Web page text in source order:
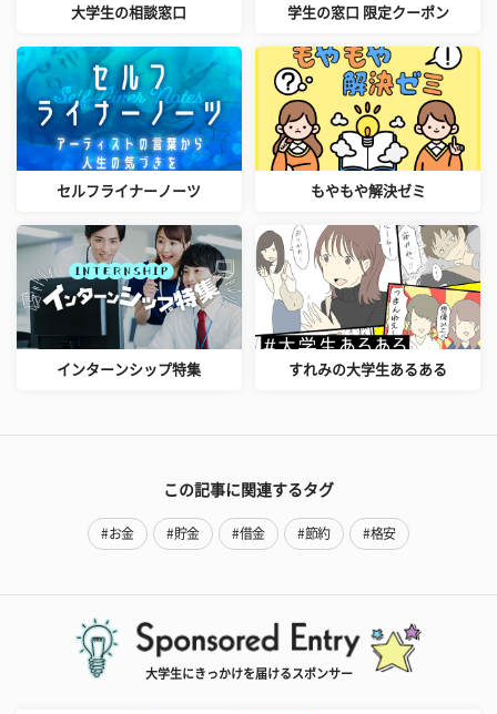
大学生の相談窓口 学生の窓口 限定クーポン
セルフライナーノーツ もやもや解決ゼミ
インターンシップ特集 すれみの大学生あるある
この記事に関連するタグ
#お金 #貯金 #借金 #節約 #格安
大学生にきっかけを届けるスポンサー